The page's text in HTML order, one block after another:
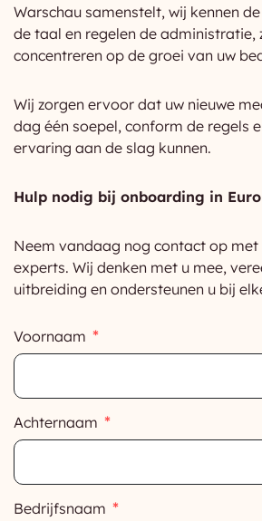
Warschau samenstelt, wij kennen
de taal en regelen de administratie,
concentreren op de groei van uw
Wij zorgen ervoor dat uw nieuwe
dag één soepel, conform de regels
ervaring aan de slag kunnen.
Hulp nodig bij onboarding in
Neem vandaag nog contact op met
experts. Wij denken met u mee,
uitbreiding en ondersteunen u bij
Voornaam
Achternaam
Bedrijfsnaam